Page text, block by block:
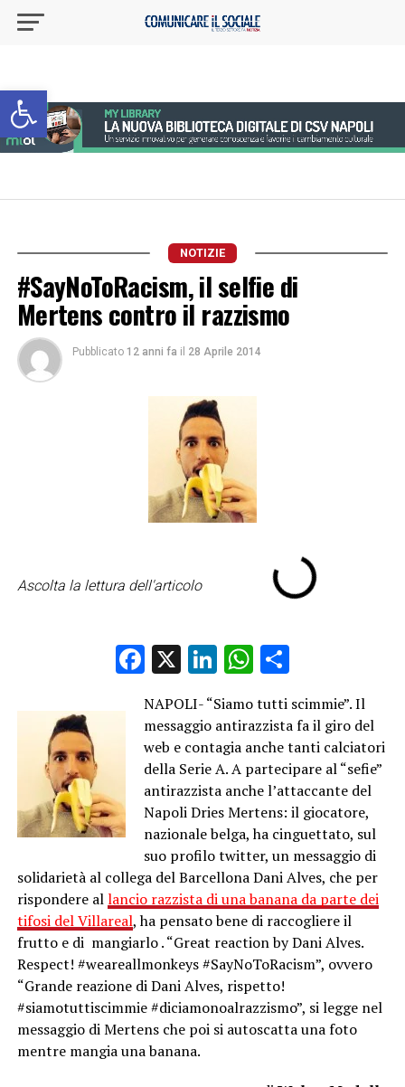
Apri la barra degli strumenti
NOTIZIE
#SayNoToRacism, il selfie di
Mertens contro il razzismo
Pubblicato 12 anni fa il 28 Aprile 2014
Ascolta la lettura dell'articolo
Facebook
X LinkedIn
WhatsApp
Condividi
NAPOLI- “Siamo tutti scimmie”. Il
messaggio antirazzista fa il giro del
web e contagia anche tanti calciatori
della Serie A. A partecipare al “sefie”
antirazzista anche l’attaccante del
Napoli Dries Mertens: il giocatore,
nazionale belga, ha cinguettato, sul
suo profilo twitter, un messaggio di
solidarietà al collega del Barcellona Dani Alves, che per
rispondere allancio razzista di una banana da parte dei
tifosi del Villareal, ha pensato bene di raccogliere il
frutto e di mangiarlo . “Great reaction by Dani Alves.
Respect! #weareallmonkeys #SayNoToRacism”, ovvero
“Grande reazione di Dani Alves, rispetto!
#siamotuttiscimmie #diciamonoalrazzismo”, si legge nel
messaggio di Mertens che poi si autoscatta una foto
mentre mangia una banana.